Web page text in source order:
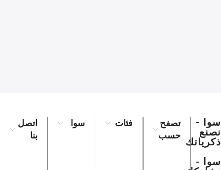
سوا -
نصنع
ذكرياتك
سوا -
تصفح
حسب
فئات سوا
اتصل
بنا